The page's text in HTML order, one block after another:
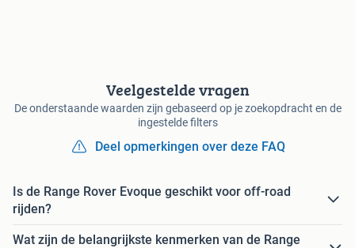
Veelgestelde vragen
De onderstaande waarden zijn gebaseerd op je zoekopdracht en de
ingestelde filters
Deel opmerkingen over deze FAQ
Is de Range Rover Evoque geschikt voor off-road
rijden?
Wat zijn de belangrijkste kenmerken van de Range